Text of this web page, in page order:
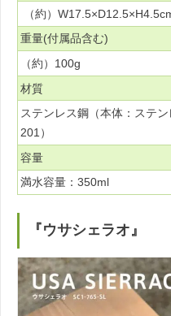
（約）
重量(付属品含む)
（約）100g
材質
ステンレス鋼（本体：ステ
201）
容量
満水容量：350ml
『ウサシェラオ』